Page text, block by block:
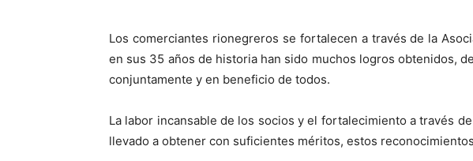
Los comerciantes rionegreros se fortalecen a través de la
en sus 35 años de historia han sido muchos logros obtenidos,
conjuntamente y en beneficio de todos.
La labor incansable de los socios y el fortalecimiento a través
llevado a obtener con suficientes méritos, estos